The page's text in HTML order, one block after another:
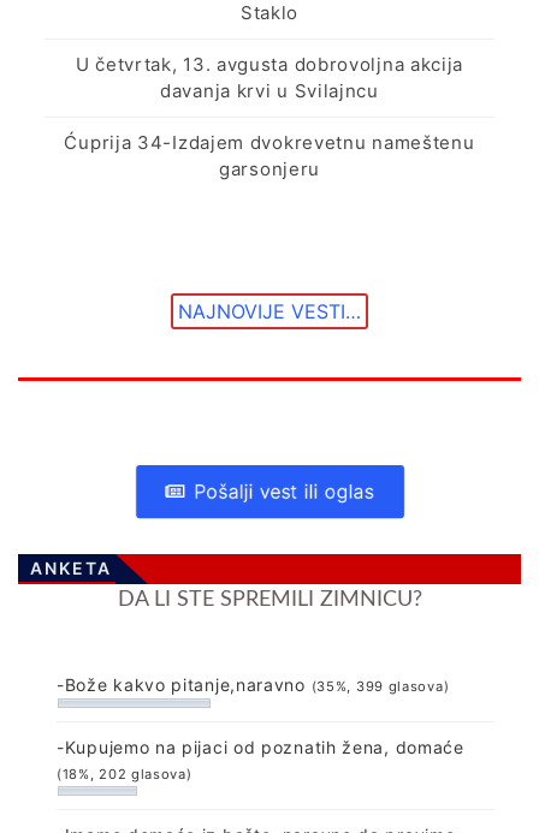
Staklo
U četvrtak, 13. avgusta dobrovoljna akcija
davanja krvi u Svilajncu
Ćuprija 34-Izdajem dvokrevetnu nameštenu
garsonjeru
NAJNOVIJE VESTI…
Pošalji vest ili oglas
ANKETA
DA LI STE SPREMILI ZIMNICU?
-Bože kakvo pitanje,naravno (35%, 399 glasova)
-Kupujemo na pijaci od poznatih žena, domaće
(18%, 202 glasova)